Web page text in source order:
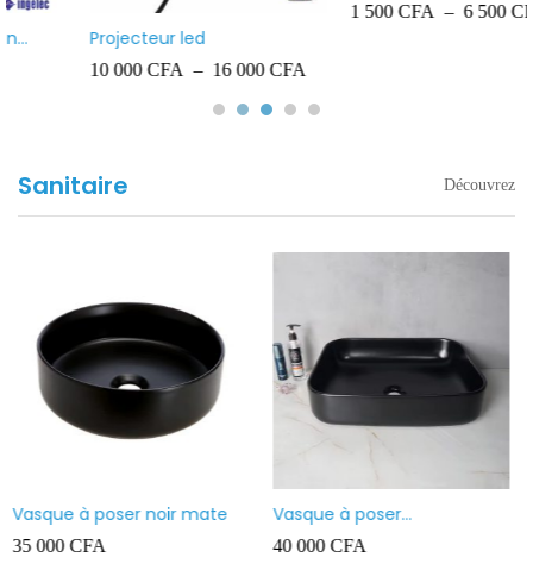
1 500 6 500
600
Sanitaire Découvrez
Mitigeur vasque & Lavabo
Haut Prolongé BLANC
35 000CFA
Mitigeur vasque & Lavabo
Haut Prolongé
35 000CFA